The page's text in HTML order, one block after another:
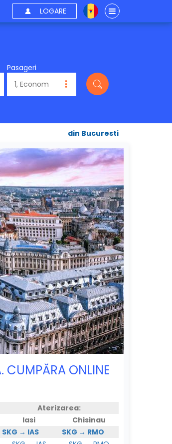
LOGARE
Pasageri
din Bucuresti
CUMPĂRA ONLINE
Aterizarea:
Iasi
Chisinau
SKG → IAS
SKG → RMO